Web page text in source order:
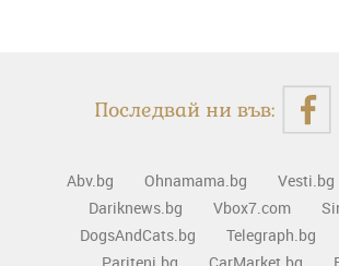
Последвай ни във:
Abv.bg Ohnamama.bg Vesti.bg
Dariknews.bg
Vbox7.com
DogsAndCats.bg
Telegraph.bg
Pariteni.bg
CarMarket.bg